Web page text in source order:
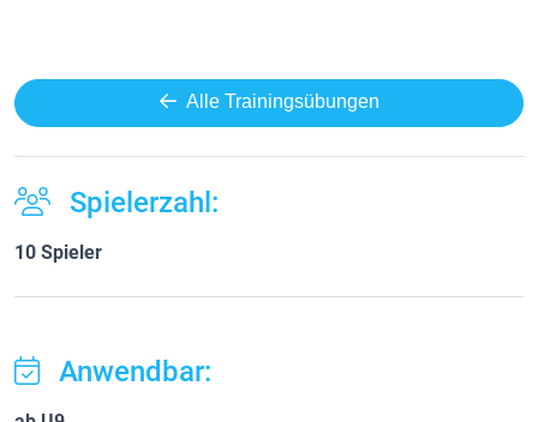
Alle Trainingsübungen
Spielerzahl:
10 Spieler
Anwendbar: